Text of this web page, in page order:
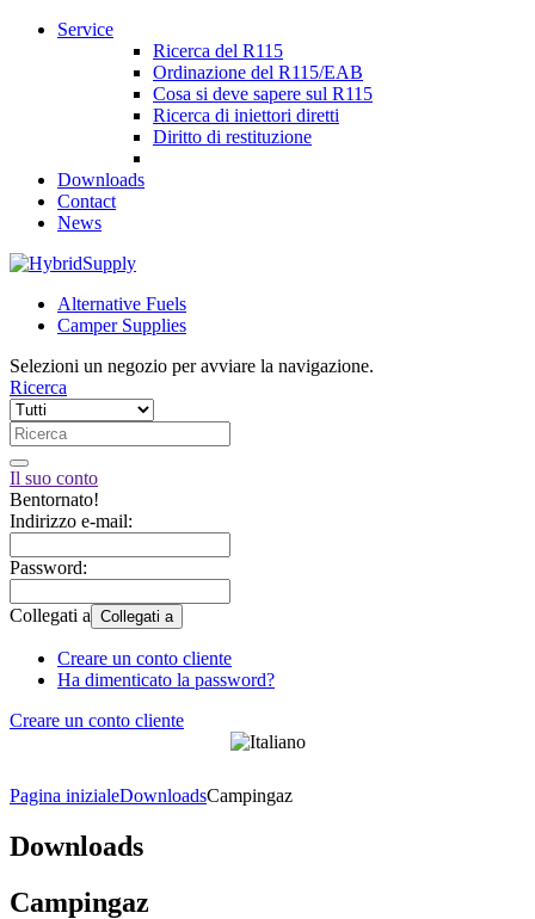
Service
Ricerca del R115
Ordinazione del R115/EAB
Cosa si deve sapere sul R115
Ricerca di iniettori diretti
Diritto di restituzione
Downloads
Contact
News
Alternative Fuels
Camper Supplies
Selezioni un negozio per avviare la navigazione.
Ricerca
Il suo conto
Bentornato!
Indirizzo e-mail:
Password:
Collegati a Collegati a
Creare un conto cliente
Ha dimenticato la password?
Creare un conto cliente
Pagina inizialeDownloadsCampingaz
Downloads
Campingaz